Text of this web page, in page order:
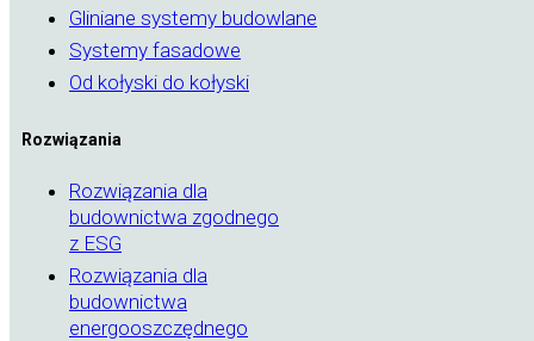
Gliniane systemy budowlane
Systemy fasadowe
Od kołyski do kołyski
Rozwiązania
Rozwiązania dla
budownictwa zgodnego
z ESG
Rozwiązania dla
budownictwa
energooszczędnego